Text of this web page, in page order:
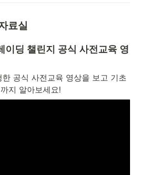
료실
이딩 챌린지 공식 사전교육 영
공식 사전교육 영상을 보고 기초
지 알아보세요!